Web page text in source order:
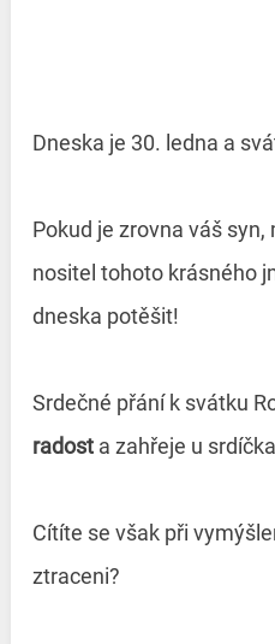
Dneska je 30. ledna a
Pokud je zrovna váš
nositel tohoto krásného
dneska potěšit!
Srdečné přání k svátku
radosta zahřeje u
Cítíte se však při
ztraceni?